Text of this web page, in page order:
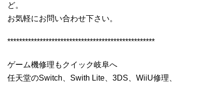
ど。
お気軽にお問い合わせ下さい。
**************************************************
ゲーム機修理もクイック岐阜へ
任天堂のSwitch、Swith Lite、3DS、WiiU修理、